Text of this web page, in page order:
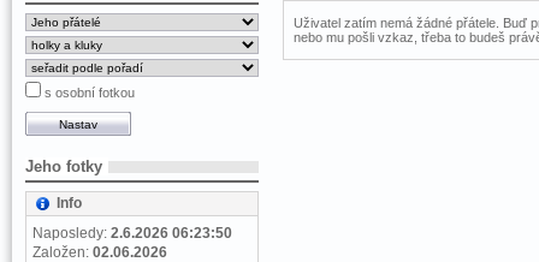
s osobní fotkou
Jeho fotky
Info
Naposledy: 2.6.2026 06:23:50
Založen: 02.06.2026
Uživatel zatím nemá žádné přátele. Buď
nebo mu pošli vzkaz, třeba to budeš